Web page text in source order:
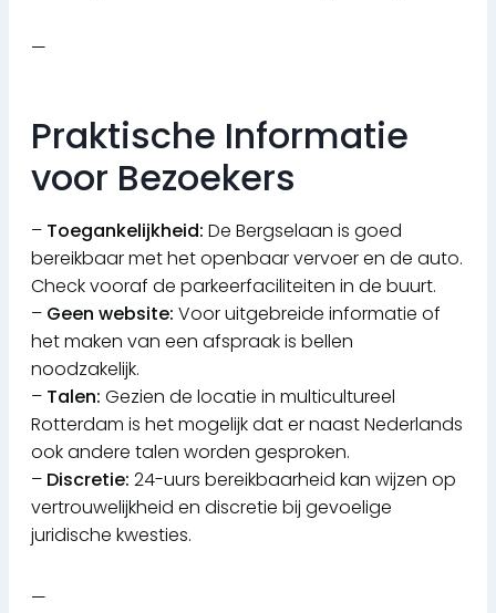
—
Praktische Informatie
voor Bezoekers
– Toegankelijkheid: De Bergselaan is goed
bereikbaar met het openbaar vervoer en de auto.
Check vooraf de parkeerfaciliteiten in de buurt.
– Geen website: Voor uitgebreide informatie of
het maken van een afspraak is bellen
noodzakelijk.
– Talen: Gezien de locatie in multicultureel
Rotterdam is het mogelijk dat er naast Nederlands
ook andere talen worden gesproken.
– Discretie: 24-uurs bereikbaarheid kan wijzen op
vertrouwelijkheid en discretie bij gevoelige
juridische kwesties.
—